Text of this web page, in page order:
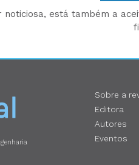
está também a
Sobre a
Editora
Autores
Eventos